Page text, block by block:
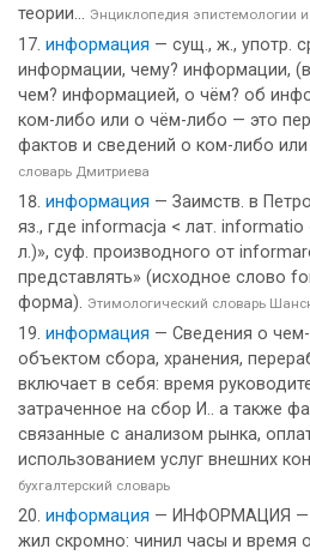
теории... Энциклопедия эпистемологии
информация — сущ., ж., употр.
информации, чему? информации,
чем? информацией, о чём? об
ком-либо или о чём-либо — это
фактов и сведений о ком-либо
словарь Дмитриева
информация — Заимств. в
яз., где informacja < лат.
л.)», суф. производного от
представлять» (исходное слово
форма). Этимологический словарь
информация — Сведения о
объектом сбора, хранения,
включает в себя: время
затраченное на сбор И.. а также
связанные с анализом рынка,
использованием услуг внешних
бухгалтерский словарь
информация — ИНФОРМАЦИЯ —
жил скромно: чинил часы и время